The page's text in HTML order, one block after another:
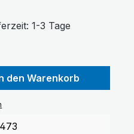
1-3 Tage
den
den Warenkorb